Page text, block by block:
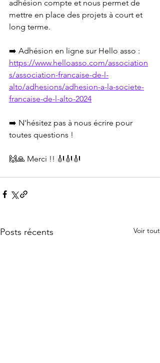
adhésion compte et nous permet de
mettre en place des projets à court et
long terme.
➡️ Adhésion en ligne sur Hello asso :
https://www.helloasso.com/association
s/association-francaise-de-l-
alto/adhesions/adhesion-a-la-societe-
francaise-de-l-alto-2024
➡️ N'hésitez pas à nous écrire pour
toutes questions !
🙌🙏 Merci !! 🎻🎻🎻
Posts récents Voir tout